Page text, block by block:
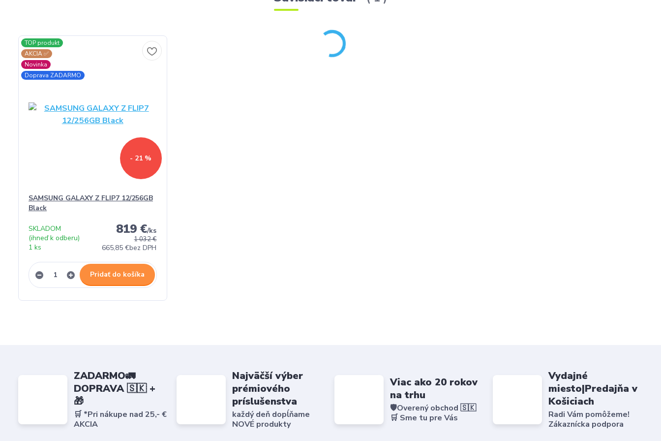
TOP produkt
AKCIA ✅
Novinka
Doprava ZADARMO
- 21 %
SAMSUNG GALAXY Z FLIP7 12/256GB
Black
1 032 €
819 €/ks
665,85 €bez DPH
SKLADOM
(ihneď k odberu)
1 ks
Pridať do košíka
ZADARMO🚛
DOPRAVA 🇸🇰 +
🎁
🛒 *Pri nákupe nad 25,- €
AKCIA
Najväčší výber
prémiového
príslušenstva
každý deň dopĺňame
NOVÉ produkty
Viac ako 20 rokov
na trhu
🛡️Overený obchod 🇸🇰
🛒 Sme tu pre Vás
Vydajné
miesto|Predajňa v
Košiciach
Radi Vám pomôžeme!
Zákaznícka podpora